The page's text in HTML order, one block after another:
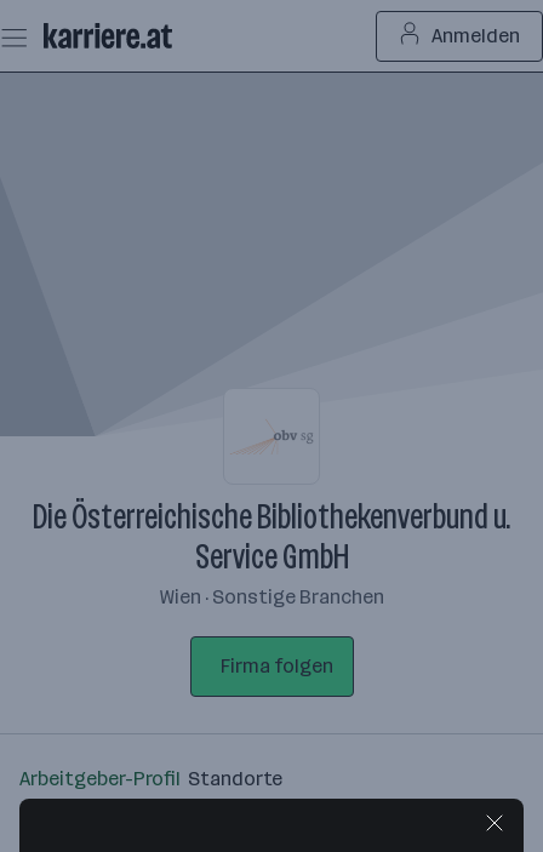
Seiteninhalt
springen
Anmelden
Die Österreichische Bibliothekenverbund u.
Service GmbH
Wien · Sonstige Branchen
Firma folgen
Arbeitgeber-Profil Standorte